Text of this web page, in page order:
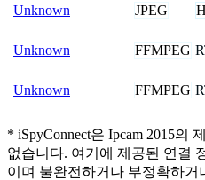
Unknown JPEG
Unknown FFMPEG
Unknown FFMPEG
* iSpyConnect은 Ipcam 2015의
없습니다. 여기에 제공된 연결
이며 불완전하거나 부정확하거